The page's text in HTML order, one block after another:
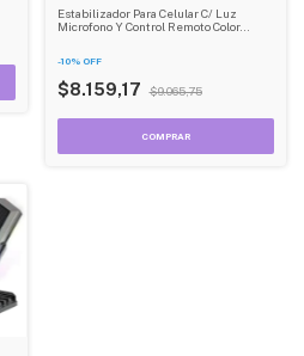
Estabilizador Para Celular C/ Luz
Microfono Y Control Remoto Color
-10% OFF
$8.159,17 $9.065,75